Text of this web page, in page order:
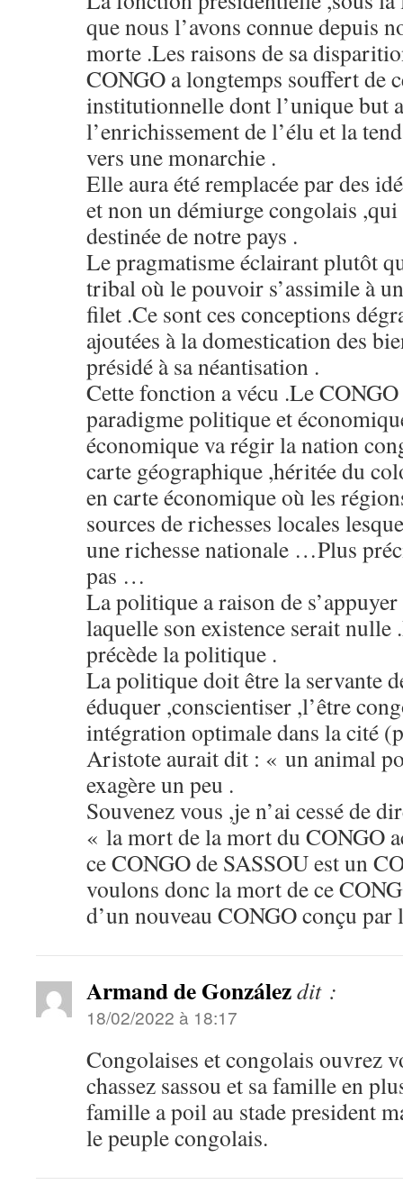
que nous l’avons connue depuis
morte .Les raisons de sa
CONGO a longtemps souffert de
institutionnelle dont l’unique but
l’enrichissement de l’élu et la
vers une monarchie .
Elle aura été remplacée par des
et non un démiurge congolais
destinée de notre pays .
Le pragmatisme éclairant plutôt
tribal où le pouvoir s’assimile à
filet .Ce sont ces conceptions
ajoutées à la domestication des
présidé à sa néantisation .
Cette fonction a vécu .Le
paradigme politique et
économique va régir la nation
carte géographique ,héritée du
en carte économique où les
sources de richesses locales
une richesse nationale …Plus
pas …
La politique a raison de
laquelle son existence serait nulle
précède la politique .
La politique doit être la servante
éduquer ,conscientiser ,l’être
intégration optimale dans la cité
Aristote aurait dit : « un animal
exagère un peu .
Souvenez vous ,je n’ai cessé de
« la mort de la mort du CONGO
ce CONGO de SASSOU est un
voulons donc la mort de ce
d’un nouveau CONGO conçu
Armand de Gonzálezdit :
18/02/2022 à 18:17
Congolaises et congolais ouvrez
chassez sassou et sa famille en
famille a poil au stade president
le peuple congolais.